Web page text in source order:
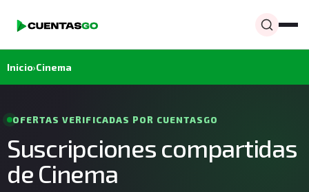
Inicio›Cinema
OFERTAS VERIFICADAS POR CUENTASGO
Suscripciones compartidas
de Cinema